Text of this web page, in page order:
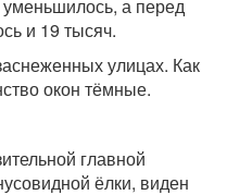
а перед
и 19 тысяч.
улицах. Как
окон тёмные.
главной
ёлки, виден